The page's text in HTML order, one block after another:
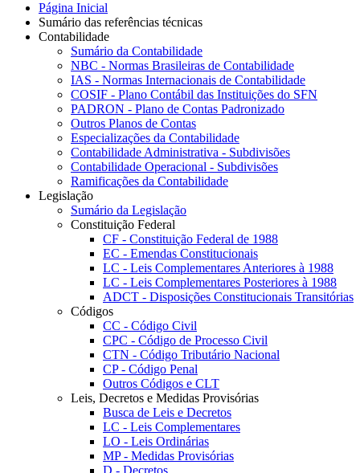
Página Inicial
Sumário das referências técnicas
Contabilidade
Sumário da Contabilidade
NBC - Normas Brasileiras de Contabilidade
IAS - Normas Internacionais de Contabilidade
COSIF - Plano Contábil das Instituições do SFN
PADRON - Plano de Contas Padronizado
Outros Planos de Contas
Especializações da Contabilidade
Contabilidade Administrativa - Subdivisões
Contabilidade Operacional - Subdivisões
Ramificações da Contabilidade
Legislação
Sumário da Legislação
Constituição Federal
CF - Constituição Federal de 1988
EC - Emendas Constitucionais
LC - Leis Complementares Anteriores à 1988
LC - Leis Complementares Posteriores à 1988
ADCT - Disposições Constitucionais Transitórias
Códigos
CC - Código Civil
CPC - Código de Processo Civil
CTN - Código Tributário Nacional
CP - Código Penal
Outros Códigos e CLT
Leis, Decretos e Medidas Provisórias
Busca de Leis e Decretos
LC - Leis Complementares
LO - Leis Ordinárias
MP - Medidas Provisórias